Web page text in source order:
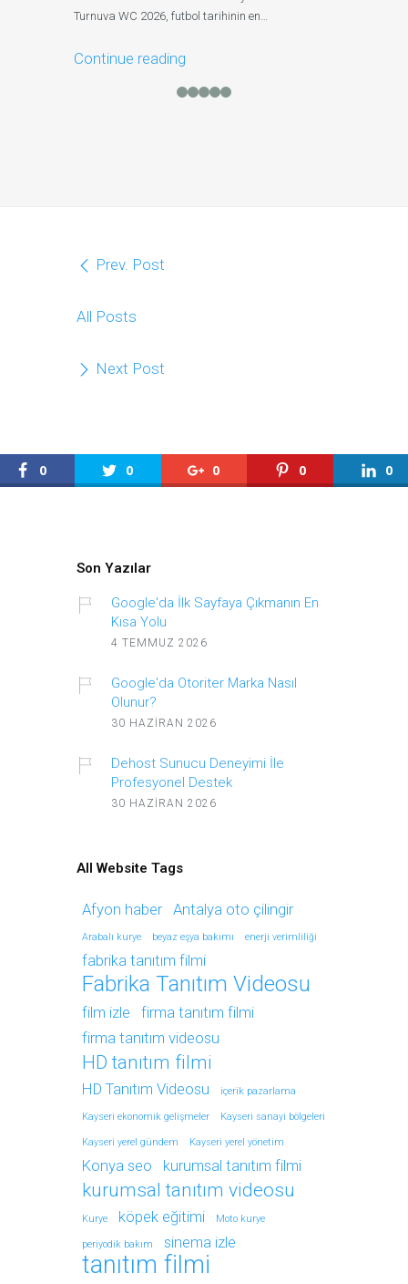
Turnuva WC 2026, futbol tarihinin en…
Continue reading
Prev. Post
All Posts
Next Post
0 0 0 0 0
Son Yazılar
Google'da İlk Sayfaya Çıkmanın En
Kısa Yolu
4 TEMMUZ 2026
Google'da Otoriter Marka Nasıl
Olunur?
30 HAZIRAN 2026
Dehost Sunucu Deneyimi İle
Profesyonel Destek
30 HAZIRAN 2026
All Website Tags
Afyon haber Antalya oto çilingir
Arabalı kurye beyaz eşya bakımı enerji verimliliği
fabrika tanıtım filmi
Fabrika Tanıtım Videosu
film izle
firma tanıtım filmi
firma tanıtım videosu
HD tanıtım filmi
HD Tanıtım Videosu içerik pazarlama
Kayseri ekonomik gelişmeler Kayseri sanayi bölgeleri
Kayseri yerel gündem Kayseri yerel yönetim
Konya seo kurumsal tanıtım filmi
kurumsal tanıtım videosu
Kurye köpek eğitimi Moto kurye
periyodik bakım sinema izle
tanıtım filmi